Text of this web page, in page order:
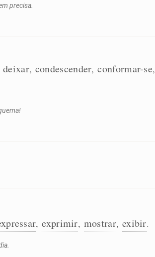
precisa.
deixar, condescender, conformar-se,
, exprimir, mostrar, exibir.